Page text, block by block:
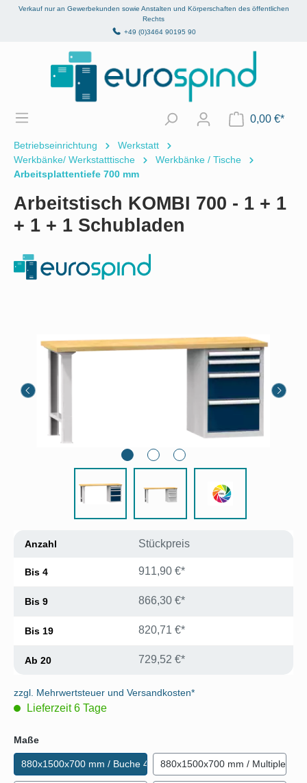
springen
Verkauf nur an Gewerbekunden sowie Anstalten und Körperschaften des öffentlichen
Rechts
+49 (0)3464 90195 90
0,00 €*
Betriebseinrichtung
Werkstatt
Werkbänke/ Werkstatttische
Werkbänke / Tische
Arbeitsplattentiefe 700 mm
Arbeitstisch KOMBI 700 - 1 + 1
+ 1 + 1 Schubladen
Anzahl Stückpreis
Bis 4 911,90 €*
Bis 9 866,30 €*
Bis 19 820,71 €*
Ab 20 729,52 €*
zzgl. Mehrwertsteuer und Versandkosten*
Lieferzeit 6 Tage
Maßeauswählen
880x1500x700 mm / Buche 40 mm880x1500x700 mm / Multiplex 40